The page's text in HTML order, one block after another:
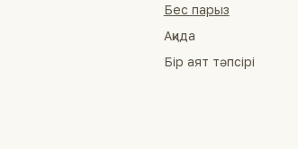
Бес парыз
Ақида
Бір аят тәпсірі